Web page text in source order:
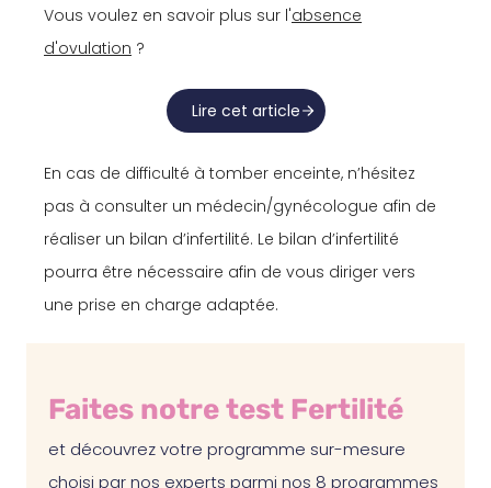
Vous voulez en savoir plus sur l'absence
d'ovulation ?
Lire cet article
En cas de difficulté à tomber enceinte, n’hésitez
pas à consulter un médecin/gynécologue afin de
réaliser un bilan d’infertilité. Le bilan d’infertilité
pourra être nécessaire afin de vous diriger vers
une prise en charge adaptée.
Faites notre test Fertilité
et découvrez votre programme sur-mesure
choisi par nos experts parmi nos 8 programmes